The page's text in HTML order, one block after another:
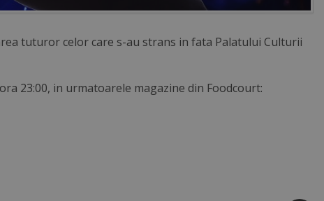
tuturor celor care s-au strans in fata Palatului Culturii
23:00, in urmatoarele magazine din Foodcourt: